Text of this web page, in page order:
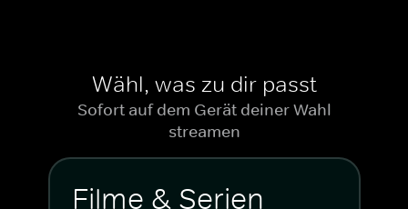
Wähl, was zu dir passt
Sofort auf dem Gerät deiner Wahl
streamen
Filme & Serien